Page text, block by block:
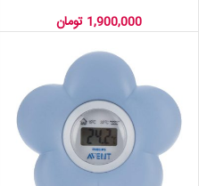
1,900,000 تومان